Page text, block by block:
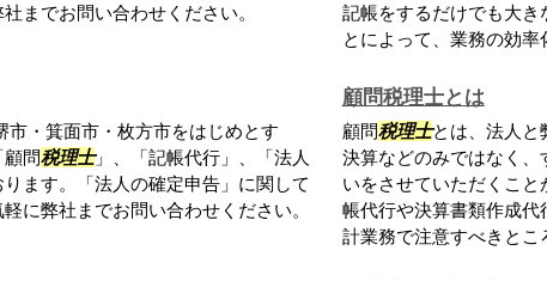
までお問い合わせください。
記帳をするだけでも大
とによって、業務の効
市・箕面市・枚方市をはじめとす
問税理士」、「記帳代行」、「法人
ます。「法人の確定申告」に関して
に弊社までお問い合わせください。
顧問税理士とは
顧問税理士とは、法人と
決算などのみではなく
いをさせていただくこ
帳代行や決算書類作成
計業務で注意すべきとこ